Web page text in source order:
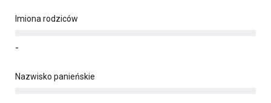
Imiona rodziców
-
Nazwisko panieńskie